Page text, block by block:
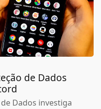
de Dados
Dados investiga